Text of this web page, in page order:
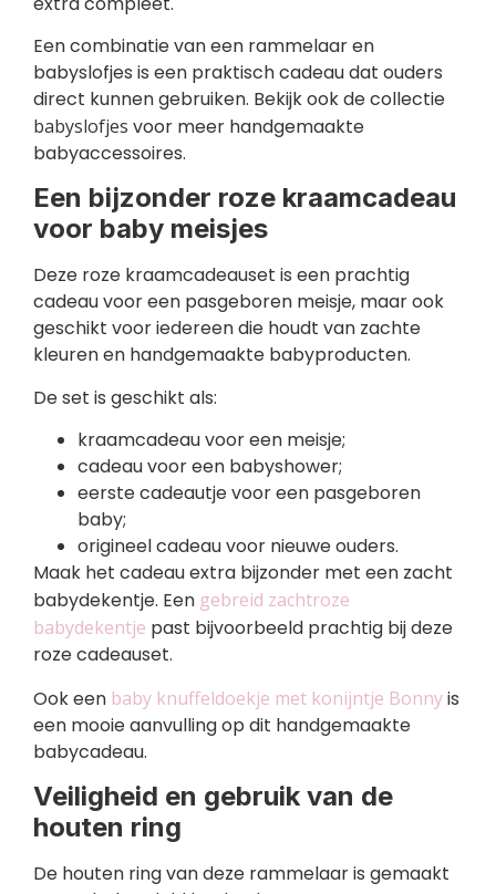
Een combinatie van een rammelaar en
babyslofjes is een praktisch cadeau dat ouders
direct kunnen gebruiken. Bekijk ook de collectie
babyslofjes voor meer handgemaakte
babyaccessoires.
Een bijzonder roze kraamcadeau
voor baby meisjes
Deze roze kraamcadeauset is een prachtig
cadeau voor een pasgeboren meisje, maar ook
geschikt voor iedereen die houdt van zachte
kleuren en handgemaakte babyproducten.
De set is geschikt als:
kraamcadeau voor een meisje;
cadeau voor een babyshower;
eerste cadeautje voor een pasgeboren
baby;
origineel cadeau voor nieuwe ouders.
Maak het cadeau extra bijzonder met een zacht
babydekentje. Een gebreid zachtroze
babydekentje past bijvoorbeeld prachtig bij deze
roze cadeauset.
Ook een baby knuffeldoekje met konijntje Bonnyis
een mooie aanvulling op dit handgemaakte
babycadeau.
Veiligheid en gebruik van de
houten ring
De houten ring van deze rammelaar is gemaakt